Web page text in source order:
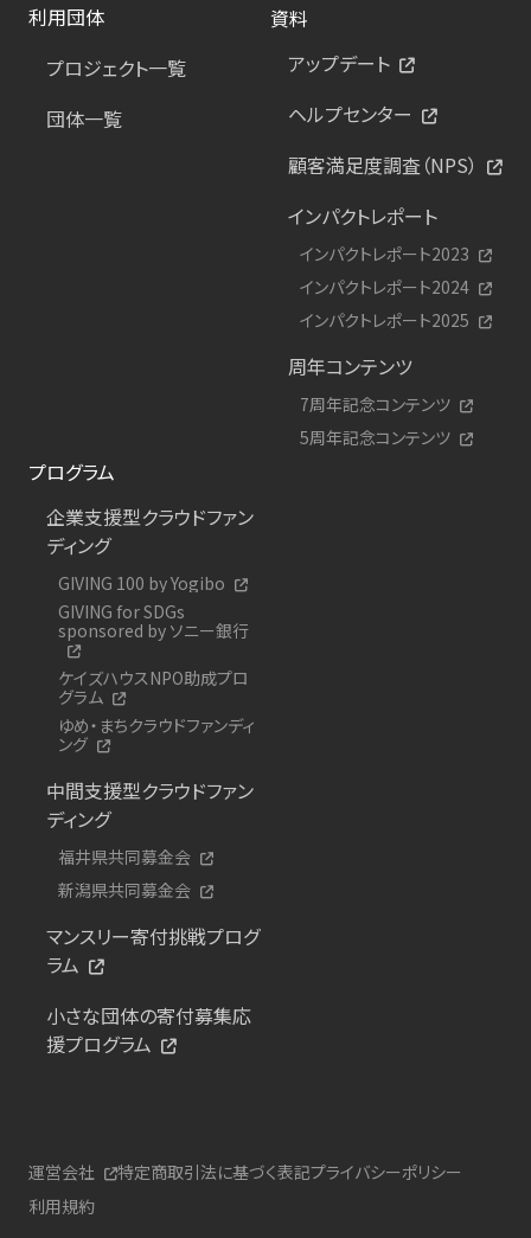
利用団体
プロジェクト一覧
団体一覧
資料
アップデート
ヘルプセンター
顧客満足度調査（NPS）
インパクトレポート
インパクトレポート2023
インパクトレポート2024
インパクトレポート2025
周年コンテンツ
7周年記念コンテンツ
5周年記念コンテンツ
プログラム
企業支援型クラウドファン
ディング
GIVING 100 by Yogibo
GIVING for SDGs
sponsored by ソニー銀行
ケイズハウスNPO助成プロ
グラム
ゆめ・まちクラウドファンディ
ング
中間支援型クラウドファン
ディング
福井県共同募金会
新潟県共同募金会
マンスリー寄付挑戦プログ
ラム
小さな団体の寄付募集応
援プログラム
運営会社 特定商取引法に基づく表記プライバシーポリシー
利用規約